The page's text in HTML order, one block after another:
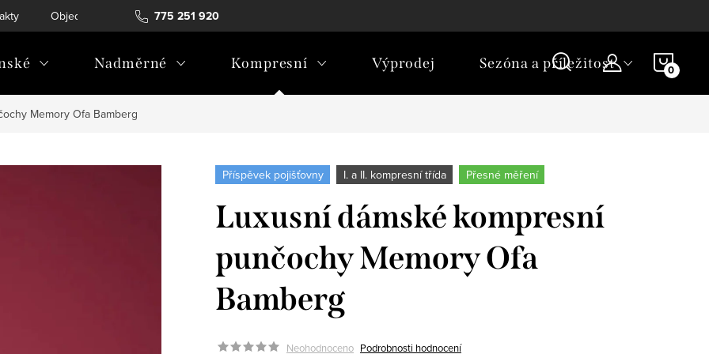
775 251 920
Objednávka a vrácení
Nadměrné Kompresní Výprodej Sezóna a příležitost
Memory Ofa Bamberg
Příspěvek pojišťovny I. a II. kompresní třída Přesné měření
Luxusní dámské kompresní
punčochy Memory Ofa
Bamberg
Neohodnoceno Podrobnosti hodnocení